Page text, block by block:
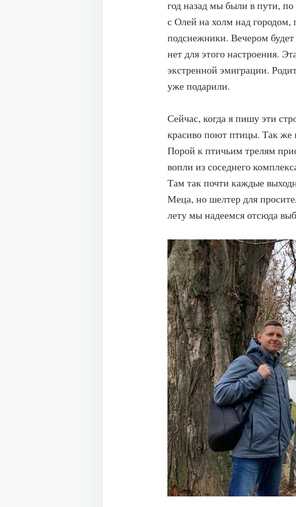
год назад мы были в пути,
с Олей на холм над городом,
подснежники. Вечером
нет для этого настроения.
экстренной эмиграции.
уже подарили.
Сейчас, когда я пишу эти
красиво поют птицы. Так
Порой к птичьим трелям
вопли из соседнего
Там так почти каждые
Меца, но шелтер для
лету мы надеемся отсюда